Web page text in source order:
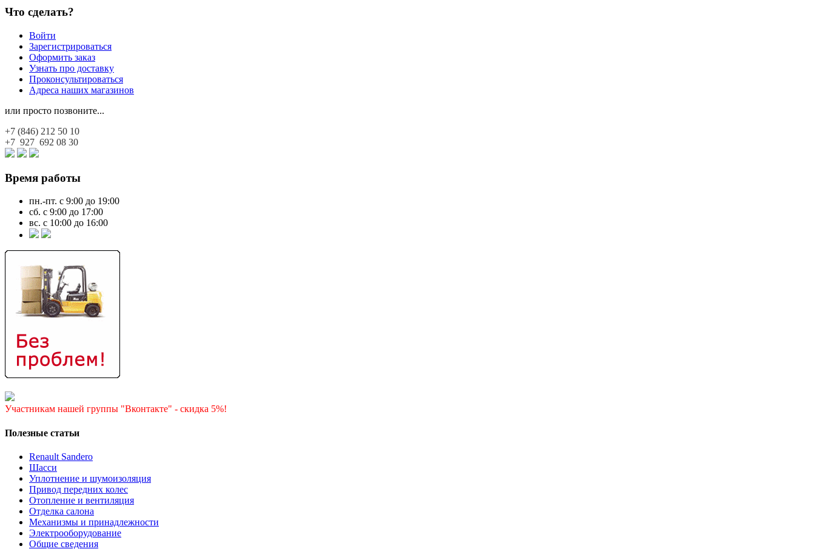
Что сделать?
Войти
Зарегистрироваться
Оформить заказ
Узнать про доставку
Проконсультироваться
Адреса наших магазинов
или просто позвоните...
+7 (846) 212 50 10
+7 927 692 08 30
Время работы
пн.-пт. с 9:00 до 19:00
сб. с 9:00 до 17:00
вс. с 10:00 до 16:00
Участникам нашей группы "Вконтакте" - скидка 5%!
Полезные статьи
Renault Sandero
Шасси
Уплотнение и шумоизоляция
Привод передних колес
Отопление и вентиляция
Отделка салона
Механизмы и принадлежности
Электрооборудование
Общие сведения